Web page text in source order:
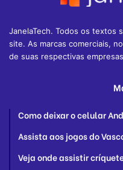
JanelaTech. Todos os textos
site. As marcas comerciais,
de suas respectivas
Como deixar o celular
Assista aos jogos do
Veja onde assistir